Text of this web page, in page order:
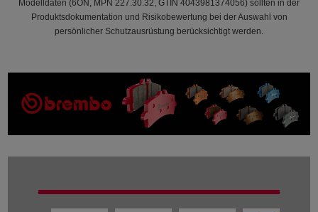
Modelldaten (6ON, MPN 227.30.32, GTIN 4043981374056) sollten in der
Produktsdokumentation und Risikobewertung bei der Auswahl von
persönlicher Schutzausrüstung berücksichtigt werden.